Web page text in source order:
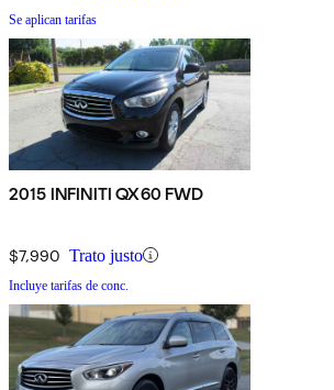
Se aplican tarifas
2015 INFINITI QX60 FWD
$7,990 Trato justo
Incluye tarifas de conc.